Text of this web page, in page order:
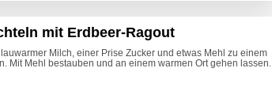
mit Erdbeer-Ragout
Milch, einer Prise Zucker und etwas Mehl zu einem
Mit Mehl bestauben und an einem warmen Ort gehen lassen.